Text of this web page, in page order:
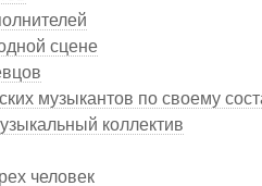
сцене
музыкантов по своему
коллектив
человек